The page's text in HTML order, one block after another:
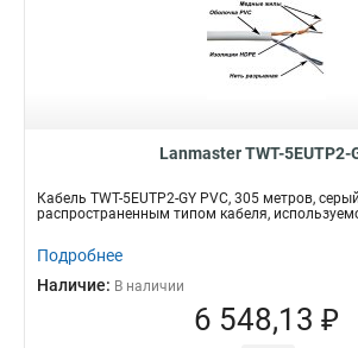
Lanmaster TWT-5EUTP2-
Кабель TWT-5EUTP2-GY PVC, 305 метров,
распространенным типом кабеля,
Подробнее
Наличие: В наличии
6 548,13 ₽